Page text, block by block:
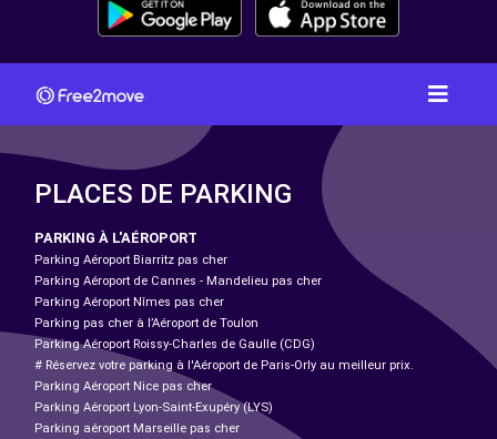
PLACES DE PARKING
PARKING À L'AÉROPORT
Parking Aéroport Biarritz pas cher
Parking Aéroport de Cannes - Mandelieu pas cher
Parking Aéroport Nîmes pas cher
Parking pas cher à l’Aéroport de Toulon
Parking Aéroport Roissy-Charles de Gaulle (CDG)
# Réservez votre parking à l'Aéroport de Paris-Orly au meilleur prix.
Parking Aéroport Nice pas cher
Parking Aéroport Lyon-Saint-Exupéry (LYS)
Parking aéroport Marseille pas cher